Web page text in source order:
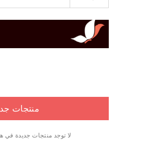
منتجات
» لا توجد منتجات جديدة في